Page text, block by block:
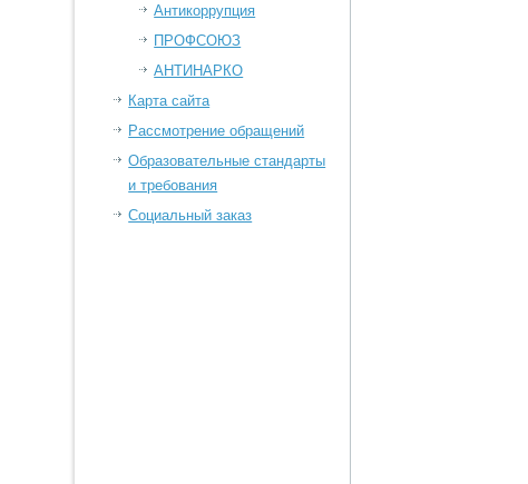
Антикоррупция
ПРОФСОЮЗ
АНТИНАРКО
Карта сайта
Рассмотрение обращений
Образовательные стандарты
и требования
Социальный заказ